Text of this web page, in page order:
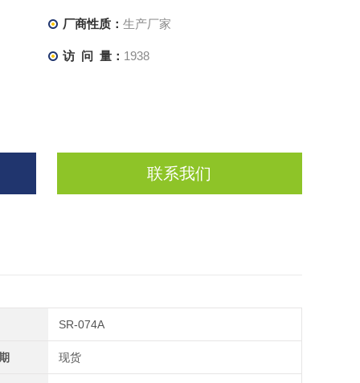
厂商性质： 生产厂家
访 问 量： 1938
联系我们
SR-074A
现货